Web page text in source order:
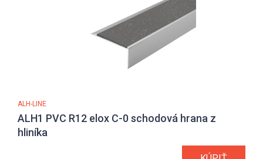
ALH-LINE
ALH1 PVC R12 elox C-0 schodová hrana z
hliníka